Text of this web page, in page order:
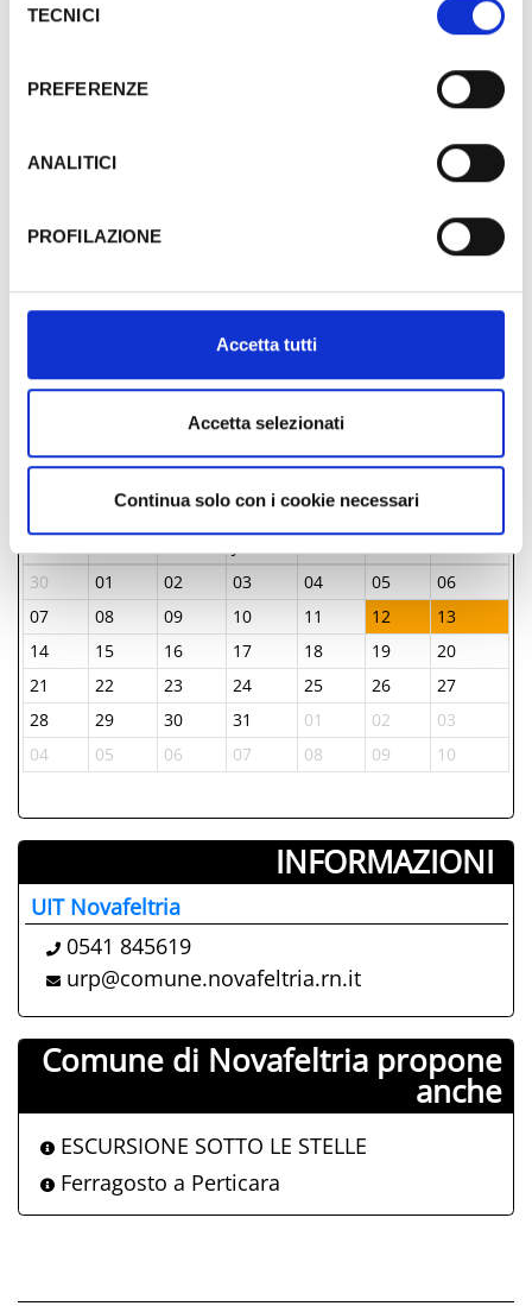
gestire le tue preferenze facendo clic su “Personalizza”.
Qualora acconsenti a tutti i cookie i Tuoi dati potranno
attualmente non fornisce garanzie idonee per il
l’implementazione di misure supplementari di sicurezza a
Tutela dei navigatori, che abbiamo valutato essere
informazioni complete sul trattamento dati clicca qui:
delTECNICI
PREFERENZE
ANALITICI
PROFILAZIONE
Accetta tutti
Accetta selezionati
Continua solo con i cookie necessari
Novafeltria, (RN)
­ A PARTIRE DA 16.50 €
­Tutti i prezzi
GIORNI & ORARI
Julio-2025
30
01 02 03 04 05
06
07
08 09 10 11 12
13
14
15 16 17 18 19
20
21
22 23 24 25 26
27
28
29 30 31 01 02
03
04
05 06 07 08 09 10
INFORMAZIONI ­
UIT Novafeltria
0541 845619
urp@comune.novafeltria.rn.it
Comune di Novafeltria propone
anche
ESCURSIONE SOTTO LE STELLE
Ferragosto a Perticara